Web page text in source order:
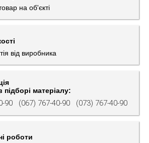
на об'єкті
від виробника
матеріалу:
90 (067) 767-40-90 (073) 767-40-90
роботи